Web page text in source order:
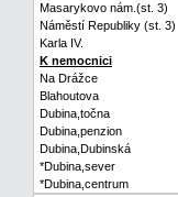
Masarykovo nám.(st. 3)
Náměstí Republiky (st. 3)
Karla IV.
K nemocnici
Na Drážce
Blahoutova
Dubina,točna
Dubina,penzion
Dubina,Dubinská
*Dubina,sever
*Dubina,centrum